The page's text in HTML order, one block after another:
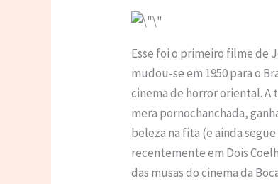
Esse foi o primeiro filme de
mudou-se em 1950 para o
cinema de horror oriental. A
mera pornochanchada,
beleza na fita (e ainda
recentemente em Dois
das musas do cinema da